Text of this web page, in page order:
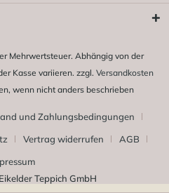
Mehrwertsteuer. Abhängig von der
Kasse variieren. zzgl. Versandkosten
wenn nicht anders beschrieben
und Zahlungsbedingungen
Vertrag widerrufen
AGB
Teppich GmbH